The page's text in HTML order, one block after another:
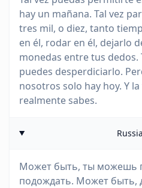
hay un mañana. Tal vez
tres mil, o diez, tanto
en él, rodar en él, dejarlo
monedas entre tus
puedes desperdiciarlo.
nosotros solo hay hoy. Y
realmente sabes.
Может быть, ты можешь
подождать. Может быть,